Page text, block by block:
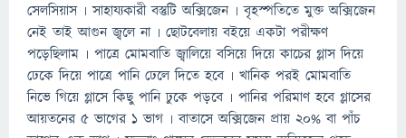
সেলসিয়াস ৷ সাহায্যকারী বস্তুটি অক্সিজেন ৷ বৃহস্পতিতে মুক্ত অক্সিজেন
নেই তাই আগুন জ্বলে না ৷ ছোটবেলায় বইয়ে একটা পরীক্ষণ
পড়েছিলাম ৷ পাত্রে মোমবাতি জ্বালিয়ে বসিয়ে দিয়ে কাচের গ্লাস দিয়ে
ঢেকে দিয়ে পাত্রে পানি ঢেলে দিতে হবে ৷ খানিক পরই মোমবাতি
নিভে গিয়ে গ্লাসে কিছু পানি ঢুকে পড়বে ৷ পানির পরিমাণ হবে গ্লাসের
আয়তনের ৫ ভাগের ১ ভাগ ৷ বাতাসে অক্সিজেন প্রায় ২০% বা পাঁচ